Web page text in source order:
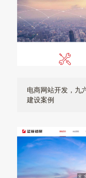
电商网站开发，九
建设案例